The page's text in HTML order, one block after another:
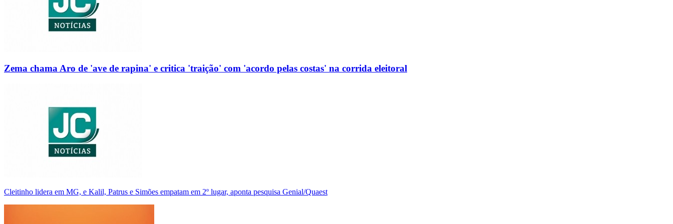
Zema chama Aro de 'ave de rapina' e critica 'traição' com 'acordo pelas costas' na corrida eleitoral
Cleitinho lidera em MG, e Kalil, Patrus e Simões empatam em 2º lugar, aponta pesquisa Genial/Quaest